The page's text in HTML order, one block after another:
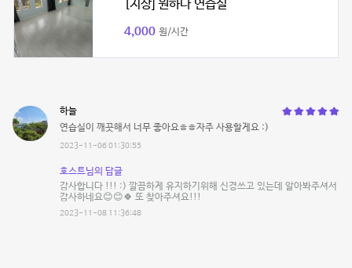
[지상] 원하다 연습실
4,000 원/시간
하늘
연습실이 깨끗해서 너무 좋아요ㅎㅎ자주 사용할게요 :)
2023-11-06 01:30:55
호스트님의 답글
감사합니다 !!! :) 깔끔하게 유지하기위해 신경쓰고 있는데 알아봐주셔서
감사하네요😊😊🍀 또 찾아주셔요!!!
2023-11-08 11:36:48